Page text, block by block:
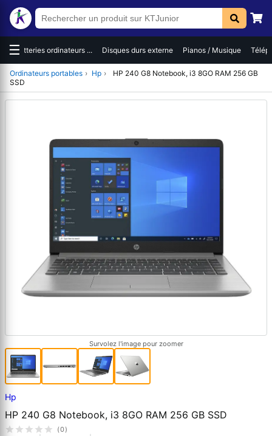
☰Batteries ordinateurs ... Disques durs externe Pianos / Musique
Ordinateurs portables › Hp ›
HP 240 G8 Notebook, i3 8GO RAM 256 GB
SSD
Survolez l'image pour zoomer
Hp
HP 240 G8 Notebook, i3 8GO RAM 256 GB SSD
(0)